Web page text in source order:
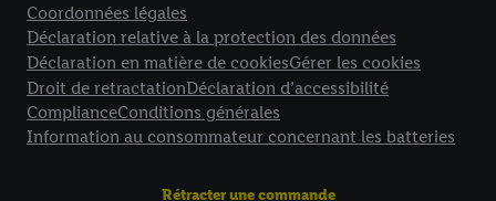
Coordonnées légales
Déclaration relative à la protection des données
Déclaration en matière de cookiesGérer les cookies
Droit de retractationDéclaration d’accessibilité
ComplianceConditions générales
Information au consommateur concernant les batteries
Rétracter une commande